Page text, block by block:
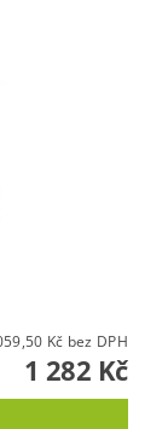
1 059,50 Kč bez DPH
1 282 Kč